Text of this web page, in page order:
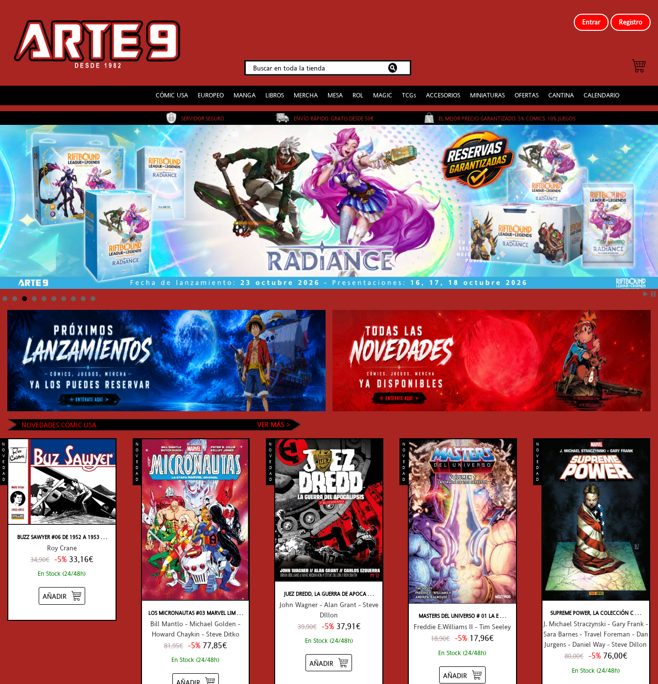
Entrar Registro
CÓMIC USA EUROPEO MANGA LIBROS MERCHA MESA ROL MAGIC TCGs ACCESORIOS MINIATURAS OFERTAS CANTINA CALENDARIO
SERVIDOR SEGURO ENVÍO RÁPIDO. GRATIS DESDE 50€ EL MEJOR PRECIO GARANTIZADO. 5% COMICS. 10% JUEGOS
NOVEDADES CÓMIC USA
N
O
V
E
D
A
D
BUZZ SAWYER #06 DE 1952 A 1953 . . .
Roy Crane
34,90€ -5% 33,16€
En Stock (24/48h)
AÑADIR
N
O
V
E
D
A
D
LOS MICRONAUTAS #03 MARVEL LIM . . .
Bill Mantlo - Michael Golden -
Howard Chaykin - Steve Ditko
81,95€ -5% 77,85€
En Stock (24/48h)
N
O
V
E
D
A
D
JUEZ DREDD, LA GUERRA DE APOCA . . .
John Wagner - Alan Grant - Steve
DIllon
39,90€ -5% 37,91€
En Stock (24/48h)
AÑADIR
N
O
V
E
D
A
D
MASTERS DEL UNIVERSO # 01 LA E . . .
Freddie E.Williams II - Tim Seeley
18,90€ -5% 17,96€
En Stock (24/48h)
AÑADIR
N
O
V
E
D
A
D
SUPREME POWER, LA COLECCIÓN C . . .
J. Michael Straczynski - Gary Frank -
Sara Barnes - Travel Foreman - Dan
Jurgens - Daniel Way - Steve Dillon
80,00€ -5% 76,00€
En Stock (24/48h)